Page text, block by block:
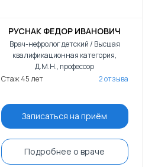
РУСНАК ФЕДОР ИВАНОВИЧ
Врач-нефролог детский / Высшая
квалификационная категория,
Д.М.Н., профессор
Стаж 45 лет
2 отзыва
Записаться на приём
Подробнее о враче